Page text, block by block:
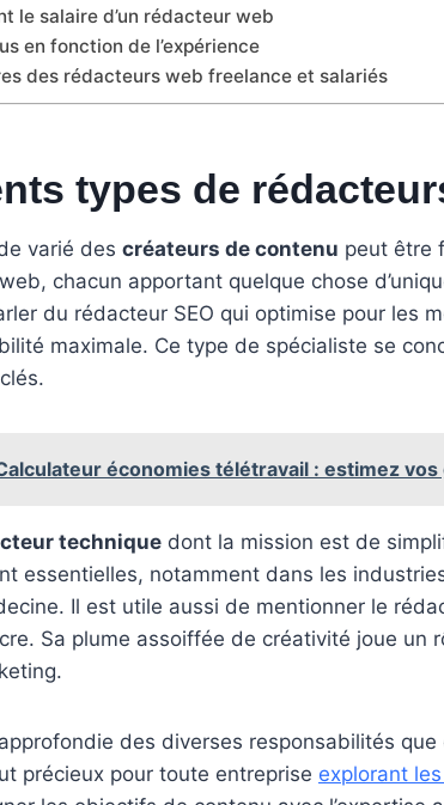
le salaire d’un rédacteur web
en fonction de l’expérience
des rédacteurs web freelance et salariés
types de
varié des créateurs de contenu peut être
chacun apportant quelque chose
du rédacteur SEO qui optimise pour les
maximale. Ce type de spécialiste se
économies télétravail : estimez vos
technique dont la mission est de
essentielles, notamment dans les
Il est utile aussi de mentionner le
Sa plume assoiffée de créativité joue un
des diverses responsabilités
précieux pour toute entreprise explorant